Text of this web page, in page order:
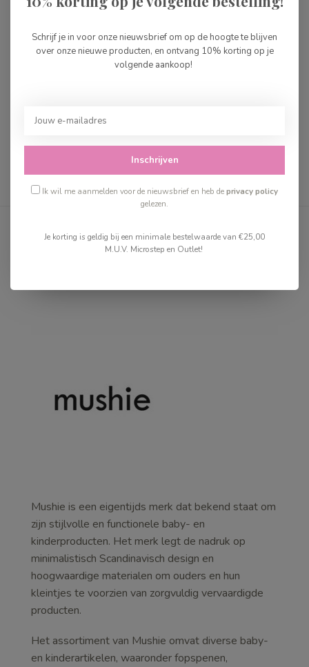
€24,99
Op voorraad
Mushie Bijtfiguurtje
1-12van 40
Toon meer
Mushie is een eigentijds merk dat bekend staat om
zijn stijlvolle en functionele baby- en
kinderproducten. Het merk legt de nadruk op
minimalistisch Scandinavisch design en
hoogwaardige materialen om ouders en hun
kleintjes te voorzien van zorgvuldig vervaardigde
producten.
Het assortiment van Mushie omvat diverse baby-
en kinderartikelen, waaronder fopspenen,
Schrijf je in voor onze nieuwsbrief om op de hoogte te blijven
over onze nieuwe producten, en ontvang 10% korting op je
volgende aankoop!
Inschrijven
Ik wil me aanmelden voor de nieuwsbrief en heb deprivacy policy
gelezen.
Je korting is geldig bij een minimale bestelwaarde van €25,00
M.U.V. Microstep en Outlet!